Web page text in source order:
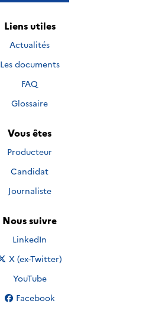
Liens utiles
Actualités
Les documents
FAQ
Glossaire
Vous êtes
Producteur
Candidat
Journaliste
Nous suivre
Nous suivre sur
LinkedIn
Nous suivre sur
X (ex-Twitter)
Nous suivre sur
YouTube
Nous suivre sur
Facebook